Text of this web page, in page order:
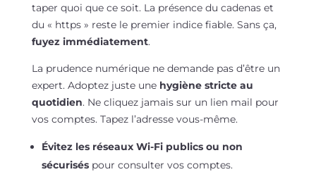
taper quoi que ce soit. La présence du cadenas et
du « https » reste le premier indice fiable. Sans ça,
fuyez immédiatement.
La prudence numérique ne demande pas d’être un
expert. Adoptez juste une hygiène stricte au
quotidien. Ne cliquez jamais sur un lien mail pour
vos comptes. Tapez l’adresse vous-même.
Évitez les réseaux Wi-Fi publics ou non
sécuriséspour consulter vos comptes.